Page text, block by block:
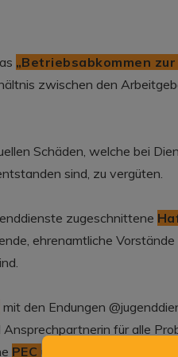
„Betriebsabkommen
zwischen den
Schäden, welche bei
sind, zu vergüten.
zugeschnittene
ehrenamtliche
mit den Endungen
für alle
PEC über die AGJD